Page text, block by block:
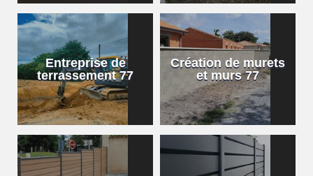
Entreprise de
terrassement 77
Création de murets
et murs 77